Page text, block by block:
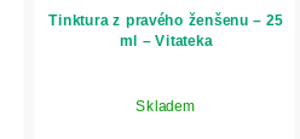
Tinktura z pravého ženšenu – 25
ml – Vitateka
Skladem